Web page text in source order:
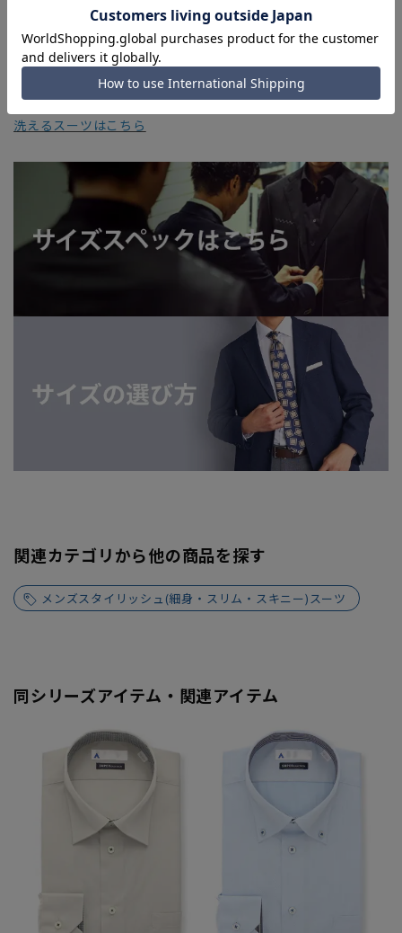
を完了できない場合がございます。予めご了承ください。
■お急ぎ発送のご注文につきましても、ご注文のタイミングに
よってはお急ぎ発送サービスを選択できない場合がございま
洗えるスーツはこちら
関連カテゴリから他の商品を探す
メンズスタイリッシュ(細身・スリム・スキニー)スーツ
同シリーズアイテム・関連アイテム